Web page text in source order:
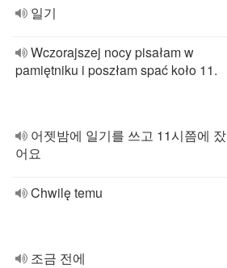
일기
Wczorajszej nocy pisałam w
pamiętniku i poszłam spać koło 11.
어젯밤에 일기를 쓰고 11시쯤에 잤
어요
Chwilę temu
조금 전에